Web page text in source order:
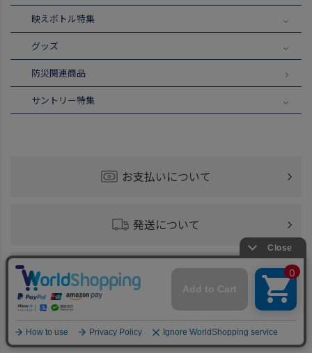
映えボトル特集
グッズ
防災関連商品
サントリー特集
お支払いについて
発送について
お届けについて